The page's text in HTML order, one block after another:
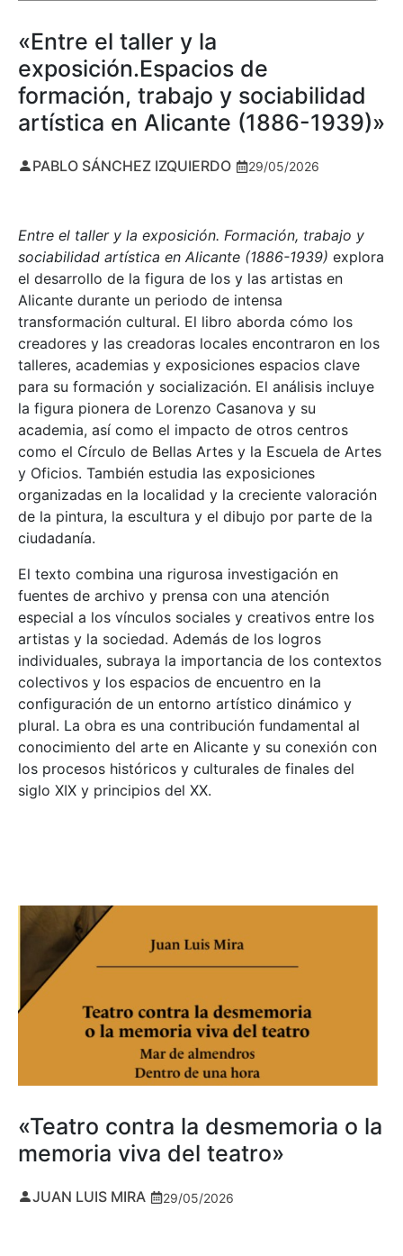
«Entre el taller y la
exposición.Espacios de
formación, trabajo y sociabilidad
artística en Alicante (1886-1939)»
PABLO SÁNCHEZ IZQUIERDO 29/05/2026
Entre el taller y la exposición. Formación, trabajo y
sociabilidad artística en Alicante (1886-1939) explora
el desarrollo de la figura de los y las artistas en
Alicante durante un periodo de intensa
transformación cultural. El libro aborda cómo los
creadores y las creadoras locales encontraron en los
talleres, academias y exposiciones espacios clave
para su formación y socialización. El análisis incluye
la figura pionera de Lorenzo Casanova y su
academia, así como el impacto de otros centros
como el Círculo de Bellas Artes y la Escuela de Artes
y Oficios. También estudia las exposiciones
organizadas en la localidad y la creciente valoración
de la pintura, la escultura y el dibujo por parte de la
ciudadanía.
El texto combina una rigurosa investigación en
fuentes de archivo y prensa con una atención
especial a los vínculos sociales y creativos entre los
artistas y la sociedad. Además de los logros
individuales, subraya la importancia de los contextos
colectivos y los espacios de encuentro en la
configuración de un entorno artístico dinámico y
plural. La obra es una contribución fundamental al
conocimiento del arte en Alicante y su conexión con
los procesos históricos y culturales de finales del
siglo XIX y principios del XX.
«Teatro contra la desmemoria o la
memoria viva del teatro»
JUAN LUIS MIRA 29/05/2026